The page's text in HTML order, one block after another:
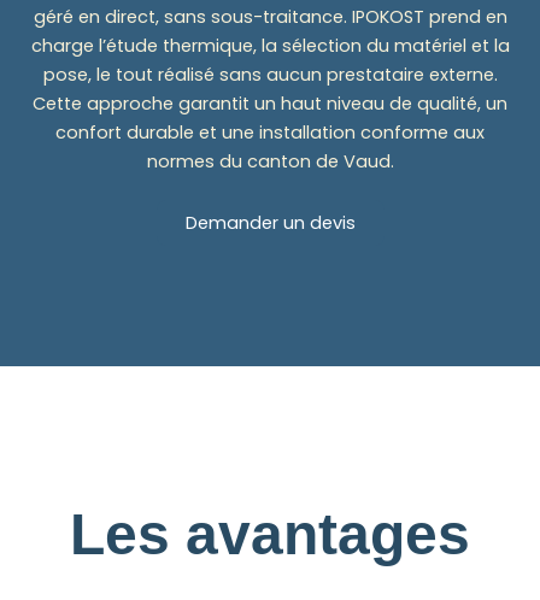
géré en direct, sans sous-traitance. IPOKOST prend en
charge l’étude thermique, la sélection du matériel et la
pose, le tout réalisé sans aucun prestataire externe.
Cette approche garantit un haut niveau de qualité, un
confort durable et une installation conforme aux
normes du canton de Vaud.
Demander un devis
Les avantages